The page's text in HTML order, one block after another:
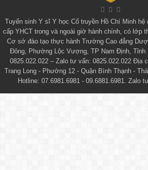
Tuyển sinh Y sĩ Y học Cổ truyền Hồ Chí Minh hệ
cấp YHCT trong và ngoài giờ hành chính, có lớp
Cơ sở đào tạo thực hành Trường Cao đẳng
Đông, Phường Lộc Vượng, TP Nam Định,
0825.022.022 – Zalo tư vấn: 0825.022.022 Địa
Trang Long - Phường 12 - Quận Bình Thạnh -
Hotline: 07.6981.6981 - 09.6881.6981. Zalo